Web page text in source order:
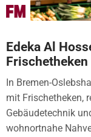
Edeka Al
Frischetheken
In Bremen-
mit Frischetheken,
Gebäudetechnik
wohnortnahe